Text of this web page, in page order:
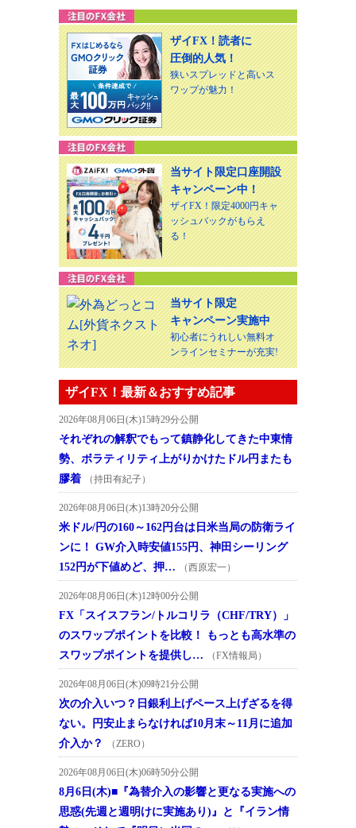
ザイFX！読者に
圧倒的人気！
狭いスプレッドと高いス
ワップが魅力！
当サイト限定口座開設
キャンペーン中！
ザイFX！限定4000円キャ
ッシュバックがもらえ
る！
当サイト限定
キャンペーン実施中
初心者にうれしい無料オ
ンラインセミナーが充実!
ザイFX！最新＆おすすめ記事
2026年08月06日(木)15時29分公開
それぞれの解釈でもって鎮静化してきた中東情
勢、ボラティリティ上がりかけたドル円またも
膠着
（持田有紀子）
2026年08月06日(木)13時20分公開
米ドル/円の160～162円台は日米当局の防衛ライ
ンに！ GW介入時安値155円、神田シーリング
152円が下値めど、押…
（西原宏一）
2026年08月06日(木)12時00分公開
FX「スイスフラン/トルコリラ（CHF/TRY）」
のスワップポイントを比較！ もっとも高水準の
スワップポイントを提供し…
（FX情報局）
2026年08月06日(木)09時21分公開
次の介入いつ？日銀利上げペース上げざるを得
ない。円安止まらなければ10月末～11月に追加
介入か？
（ZERO）
2026年08月06日(木)06時50分公開
8月6日(木)■『為替介入の影響と更なる実施への
思惑(先週と週明けに実施あり)』と『イラン情